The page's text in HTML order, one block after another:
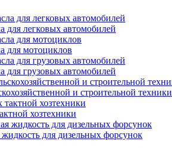
для легковых автомобилей
для мотоциклов
для грузовых автомобилей
и строительной техники
хозтехники
для дизельных форсунок